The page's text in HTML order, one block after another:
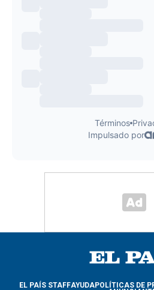
EL PAÍS STAFFAYUDAPOLÍTICAS DE